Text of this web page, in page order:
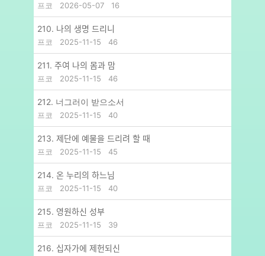
프코 2026-05-07 16
210. 나의 생명 드리니
프코 2025-11-15 46
211. 주여 나의 몸과 맘
프코 2025-11-15 46
212. 너그러이 받으소서
프코 2025-11-15 40
213. 제단에 예물을 드리려 할 때
프코 2025-11-15 45
214. 온 누리의 하느님
프코 2025-11-15 40
215. 영원하신 성부
프코 2025-11-15 39
216. 십자가에 제헌되신